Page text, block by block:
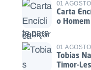
01
Carta
o
01
Tobias
Timor-